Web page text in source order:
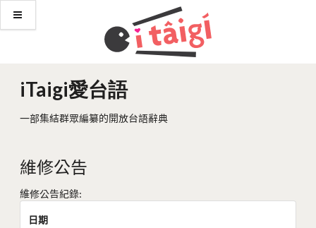
iTaigi愛台語
一部集結群眾編纂的開放台語辭典
維修公告
維修公告紀錄:
日期